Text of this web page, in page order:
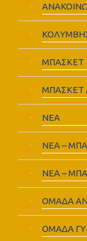
ΜΠΑΣΚΕΤ
ΜΠΑΣΚΕΤ
ΝΕΑ
ΝΕΑ –
ΝΕΑ –
ΟΜΑΔΑ
ΟΜΑΔΑ